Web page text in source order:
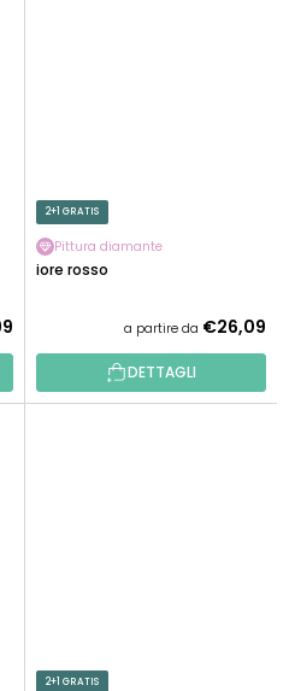
2+1 GRATIS
Pittura diamante
Fiore rosso
a partire da €26,09
DETTAGLI
2+1 GRATIS